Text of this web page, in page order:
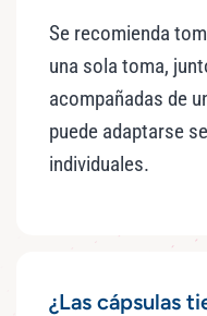
Se recomienda
una sola toma,
acompañadas de
puede adaptarse
individuales.
¿Las cápsulas